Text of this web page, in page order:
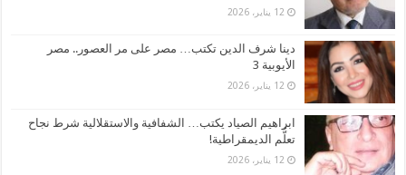
12 يناير، 2026
دينا شرف الدين تكتب… مصر على مر العصور.. مصر
الأيوبية 3
12 يناير، 2026
ابراهيم الصياد يكتب… الشفافية والاستقلالية شرط نجاح
تعلُّم الديمقراطية!
12 يناير، 2026